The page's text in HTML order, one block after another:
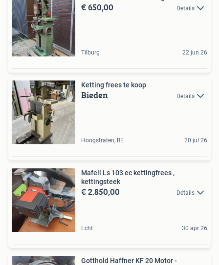
€ 650,00 Details
Tilburg 22 jun 26
Ketting frees te koop
Bieden Details
Hoogstraten, BE 20 jul 26
Mafell Ls 103 ec kettingfrees ,
kettingsteek
€ 2.850,00 Details
Echt 30 apr 26
Gotthold Haffner KF 20 Motor -